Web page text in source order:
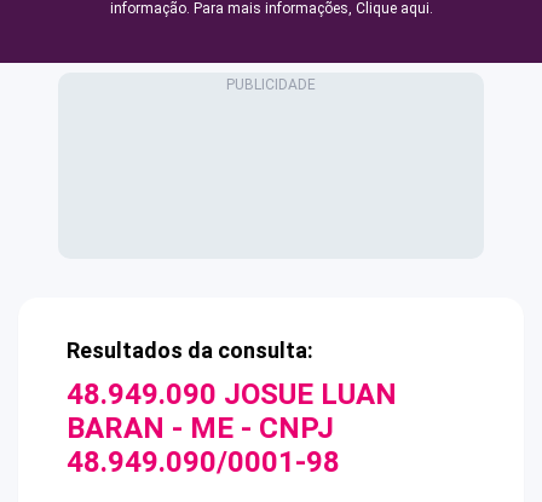
informação. Para mais informações, Clique aqui.
Resultados da consulta:
48.949.090 JOSUE LUAN
BARAN - ME - CNPJ
48.949.090/0001-98